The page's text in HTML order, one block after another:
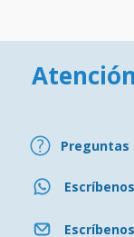
Preguntas
Escríbenos